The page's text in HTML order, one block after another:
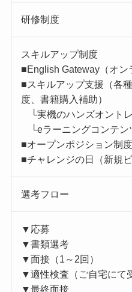
研修制度
スキルアップ制度
■English Gateway（オン
■スキルアップ支援（各
度、書籍購入補助）
└実機のハンズオント
└eラーニングコンテン
■オープンポジション制度
■チャレンジの日（新規
選考フロー
▼応募
▼書類選考
▼面接（1～2回）
▼適性検査（ご自宅にて
▼最終面接